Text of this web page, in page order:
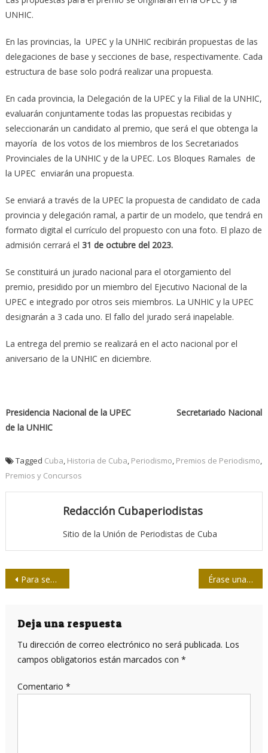
UNHIC.
En las provincias, la UPEC y la UNHIC recibirán propuestas de las
delegaciones de base y secciones de base, respectivamente. Cada
estructura de base solo podrá realizar una propuesta.
En cada provincia, la Delegación de la UPEC y la Filial de la UNHIC,
evaluarán conjuntamente todas las propuestas recibidas y
seleccionarán un candidato al premio, que será el que obtenga la
mayoría de los votos de los miembros de los Secretariados
Provinciales de la UNHIC y de la UPEC. Los Bloques Ramales de
la UPEC enviarán una propuesta.
Se enviará a través de la UPEC la propuesta de candidato de cada
provincia y delegación ramal, a partir de un modelo, que tendrá en
formato digital el currículo del propuesto con una foto. El plazo de
admisión cerrará el 31 de octubre del 2023.
Se constituirá un jurado nacional para el otorgamiento del
premio, presidido por un miembro del Ejecutivo Nacional de la
UPEC e integrado por otros seis miembros. La UNHIC y la UPEC
designarán a 3 cada uno. El fallo del jurado será inapelable.
La entrega del premio se realizará en el acto nacional por el
aniversario de la UNHIC en diciembre.
Presidencia Nacional de la UPEC
Secretariado Nacional
de la UNHIC
Tagged Cuba Historia de Cuba Periodismo Premios de Periodismo
Premios y Concursos
Redacción Cubaperiodistas
Sitio de la Unión de Periodistas de Cuba
Navegación
entradas
Para seguir teniendo siglos con Lenin Érase una vez… la inteligencia artificial
Deja una respuesta
Tu dirección de correo electrónico no será publicada. Los
campos obligatorios están marcados con *
Comentario *